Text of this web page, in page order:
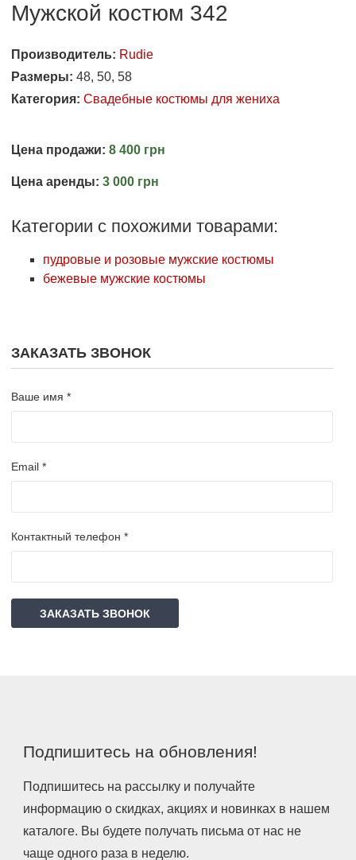
Мужской костюм 342
Производитель: Rudie
Размеры: 48, 50, 58
Категория: Свадебные костюмы для жениха
Цена продажи: 8 400 грн
Цена аренды: 3 000 грн
Категории с похожими товарами:
пудровые и розовые мужские костюмы
бежевые мужские костюмы
ЗАКАЗАТЬ ЗВОНОК
Ваше имя *
Email *
Контактный телефон *
ЗАКАЗАТЬ ЗВОНОК
Подпишитесь на обновления!
Подпишитесь на рассылку и получайте
информацию о скидках, акциях и новинках в нашем
каталоге. Вы будете получать письма от нас не
чаще одного раза в неделю.